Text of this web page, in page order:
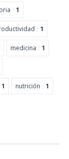
1
1
medicina 1
1 nutrición 1